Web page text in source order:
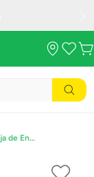
Pokémon Devir Caja de Entrenamiento de Élite Paradox Rift Español 187-50449